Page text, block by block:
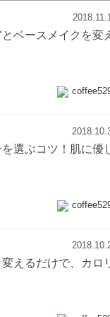
ベースメイクを変
選ぶコツ！肌に優
えるだけで、カロ